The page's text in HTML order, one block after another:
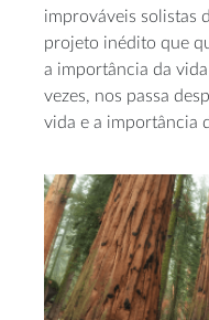
improváveis solistas
projeto inédito que
a importância da
vezes, nos passa
vida e a importância